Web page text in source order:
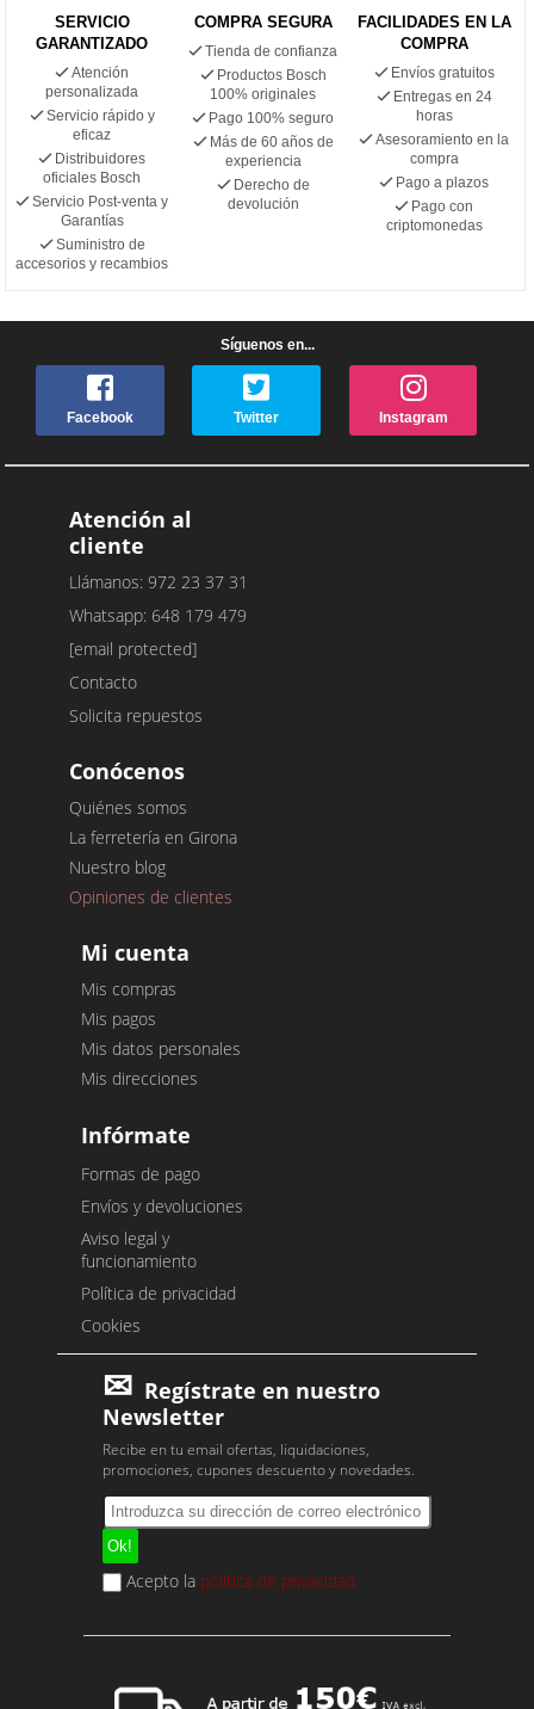
SERVICIO
GARANTIZADO
Atención
personalizada
Servicio rápido y
eficaz
Distribuidores
oficiales Bosch
Servicio Post-venta y
Garantías
Suministro de
accesorios y recambios
COMPRA SEGURA
Tienda de confianza
Productos Bosch
100% originales
Pago 100% seguro
Más de 60 años de
experiencia
Derecho de
devolución
FACILIDADES EN LA
COMPRA
Envíos gratuitos
Entregas en 24
horas
Asesoramiento en la
compra
Pago a plazos
Pago con
criptomonedas
Síguenos en...
Facebook Twitter Instagram
Atención al
cliente
Llámanos: 972 23 37 31
Whatsapp: 648 179 479
[email protected]
Contacto
Solicita repuestos
Conócenos
Quiénes somos
La ferretería en Girona
Nuestro blog
Opiniones de clientes
Mi cuenta
Mis compras
Mis pagos
Mis datos personales
Mis direcciones
Infórmate
Formas de pago
Envíos y devoluciones
Aviso legal y
funcionamiento
Política de privacidad
Cookies
Regístrate en nuestro
Newsletter
Recibe en tu email ofertas, liquidaciones,
promociones, cupones descuento y novedades.
Acepto la política de privacidad